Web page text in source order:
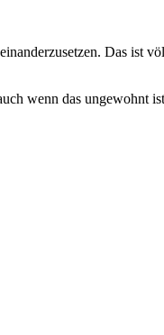
Das ist
wenn das ungewohnt